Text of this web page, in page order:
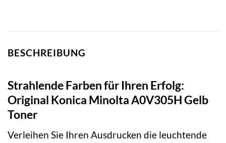
BESCHREIBUNG
Strahlende Farben für Ihren Erfolg:
Original Konica Minolta A0V305H Gelb
Toner
Verleihen Sie Ihren Ausdrucken die leuchtende